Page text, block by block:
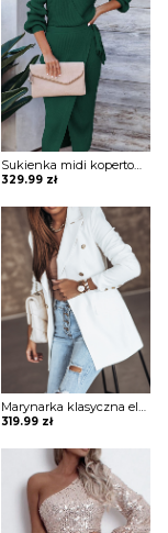
Sukienka midi kopertowa Jonie
329.99 zł
Marynarka klasyczna elegancka Evridiki
319.99 zł